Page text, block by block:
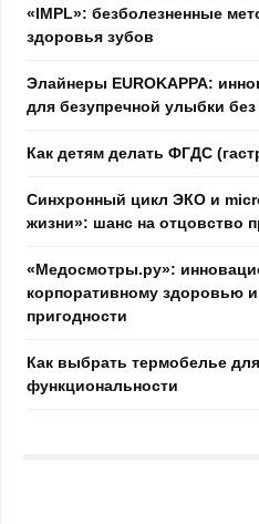
«IMPL»: безболезненные
здоровья зубов
Элайнеры EUROKAPPA:
для безупречной улыбки без
Как детям делать ФГДС
Синхронный цикл ЭКО и
жизни»: шанс на отцовство
«Медосмотры.ру»:
корпоративному здоровью
пригодности
Как выбрать термобелье
функциональности